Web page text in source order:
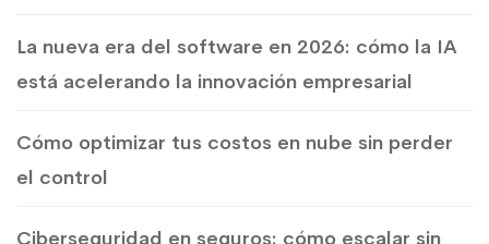
La nueva era del software en 2026: cómo la IA
está acelerando la innovación empresarial
Cómo optimizar tus costos en nube sin perder
el control
Ciberseguridad en seguros: cómo escalar sin